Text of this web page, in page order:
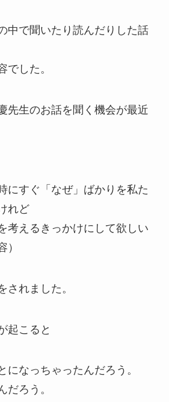
中で聞いたり読んだりした話
でした。
先生のお話を聞く機会が最近
にすぐ「なぜ」ばかりを私た
れど
考えるきっかけにして欲しい
）
されました。
起こると
になっちゃったんだろう。
だろう。